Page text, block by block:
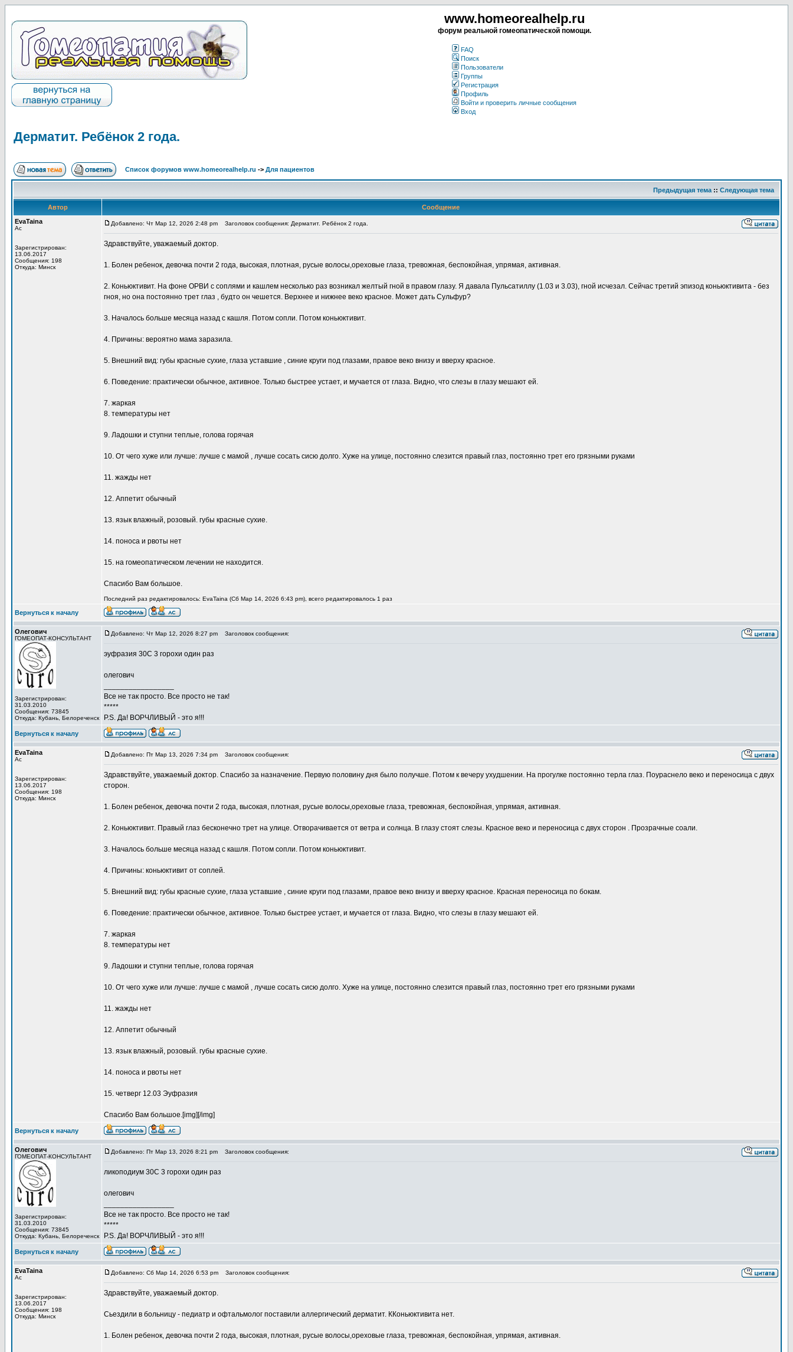
www.homeorealhelp.ru
форум реальной гомеопатической помощи.
FAQ
Поиск
Пользователи
Группы
Регистрация
Профиль
Войти и проверить личные сообщения
Вход
Дерматит. Ребёнок 2 года.
Список форумов www.homeorealhelp.ru -> Для пациентов
Предыдущая тема :: Следующая тема
Автор
Сообщение
EvaTaina
Ас
Зарегистрирован:
13.06.2017
Сообщения: 198
Откуда: Минск
Добавлено: Чт Мар 12, 2026 2:48 pm Заголовок сообщения: Дерматит. Ребёнок 2 года.
Здравствуйте, уважаемый доктор.
1. Болен ребенок, девочка почти 2 года, высокая, плотная, русые волосы,ореховые глаза, тревожная, беспокойная, упрямая, активная.
2. Коньюктивит. На фоне ОРВИ с соплями и кашлем несколько раз возникал желтый гной в правом глазу. Я давала Пульсатиллу (1.03 и 3.03), гной исчезал. Сейчас третий эпизод коньюктивита - без
гноя, но она постоянно трет глаз , будто он чешется. Верхнее и нижнее веко красное. Может дать Сульфур?
3. Началось больше месяца назад с кашля. Потом сопли. Потом коньюктивит.
4. Причины: вероятно мама заразила.
5. Внешний вид: губы красные сухие, глаза уставшие , синие круги под глазами, правое веко внизу и вверху красное.
6. Поведение: практически обычное, активное. Только быстрее устает, и мучается от глаза. Видно, что слезы в глазу мешают ей.
7. жаркая
8. температуры нет
9. Ладошки и ступни теплые, голова горячая
10. От чего хуже или лучше: лучше с мамой , лучше сосать сисю долго. Хуже на улице, постоянно слезится правый глаз, постоянно трет его грязными руками
11. жажды нет
12. Аппетит обычный
13. язык влажный, розовый. губы красные сухие.
14. поноса и рвоты нет
15. на гомеопатическом лечении не находится.
Спасибо Вам большое.
Последний раз редактировалось: EvaTaina (Сб Мар 14, 2026 6:43 pm), всего редактировалось 1 раз
Вернуться к началу
Олегович
ГОМЕОПАТ-КОНСУЛЬТАНТ
Зарегистрирован:
31.03.2010
Сообщения: 73845
Откуда: Кубань, Белореченск
Добавлено: Чт Мар 12, 2026 8:27 pm Заголовок сообщения:
эуфразия 30С 3 горохи один раз
олегович
Все не так просто. Все просто не так!
*****
P.S. Да! ВОРЧЛИВЫЙ - это я!!!
Вернуться к началу
EvaTaina
Ас
Зарегистрирован:
13.06.2017
Сообщения: 198
Откуда: Минск
Добавлено: Пт Мар 13, 2026 7:34 pm Заголовок сообщения:
Здравствуйте, уважаемый доктор. Спасибо за назначение. Первую половину дня было получше. Потом к вечеру ухудшении. На прогулке постоянно терла глаз. Поураснело веко и переносица с двух
сторон.
1. Болен ребенок, девочка почти 2 года, высокая, плотная, русые волосы,ореховые глаза, тревожная, беспокойная, упрямая, активная.
2. Коньюктивит. Правый глаз бесконечно трет на улице. Отворачивается от ветра и солнца. В глазу стоят слезы. Красное веко и переносица с двух сторон . Прозрачные соали.
3. Началось больше месяца назад с кашля. Потом сопли. Потом коньюктивит.
4. Причины: коньюктивит от соплей.
5. Внешний вид: губы красные сухие, глаза уставшие , синие круги под глазами, правое веко внизу и вверху красное. Красная переносица по бокам.
6. Поведение: практически обычное, активное. Только быстрее устает, и мучается от глаза. Видно, что слезы в глазу мешают ей.
7. жаркая
8. температуры нет
9. Ладошки и ступни теплые, голова горячая
10. От чего хуже или лучше: лучше с мамой , лучше сосать сисю долго. Хуже на улице, постоянно слезится правый глаз, постоянно трет его грязными руками
11. жажды нет
12. Аппетит обычный
13. язык влажный, розовый. губы красные сухие.
14. поноса и рвоты нет
15. четверг 12.03 Эуфразия
Спасибо Вам большое.[img][/img]
Вернуться к началу
Олегович
ГОМЕОПАТ-КОНСУЛЬТАНТ
Зарегистрирован:
31.03.2010
Сообщения: 73845
Откуда: Кубань, Белореченск
Добавлено: Пт Мар 13, 2026 8:21 pm Заголовок сообщения:
ликоподиум 30С 3 горохи один раз
олегович
Все не так просто. Все просто не так!
*****
P.S. Да! ВОРЧЛИВЫЙ - это я!!!
Вернуться к началу
EvaTaina
Ас
Зарегистрирован:
13.06.2017
Сообщения: 198
Откуда: Минск
Добавлено: Сб Мар 14, 2026 6:53 pm Заголовок сообщения:
Здравствуйте, уважаемый доктор.
Сьездили в больницу - педиатр и офтальмолог поставили аллергический дерматит. ККоньюктивита нет.
1. Болен ребенок, девочка почти 2 года, высокая, плотная, русые волосы,ореховые глаза, тревожная, беспокойная, упрямая, активная.